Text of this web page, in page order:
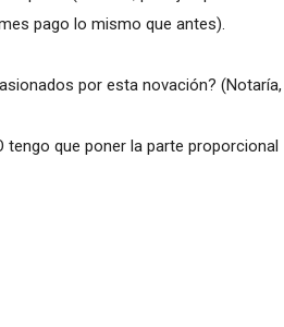
pago lo mismo que antes).
por esta novación? (Notaría,
tengo que poner la parte proporcional